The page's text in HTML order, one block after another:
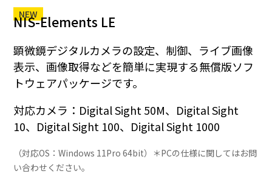
NEW
NIS-Elements LE
顕微鏡デジタルカメラの設定、制御、ライブ画像
表示、画像取得などを簡単に実現する無償版ソフ
トウェアパッケージです。
対応カメラ：Digital Sight 50M、Digital Sight
10、Digital Sight 100、Digital Sight 1000
（対応OS：Windows 11Pro 64bit）＊PCの仕様に関してはお問
い合わせください。